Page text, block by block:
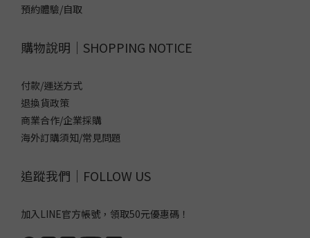
預約體驗/自取
購物說明｜SHOPPING NOTICE
付款/運送方式
退換貨政策
商業合作/企業採購
海外訂購須知/常見問題
追蹤我們｜FOLLOW US
加入LINE官方帳號，領取50元優惠碼！